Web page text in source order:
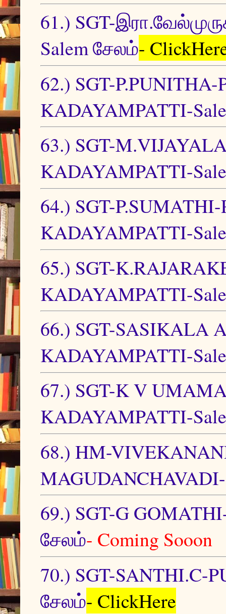
61.) SGT-
Salem சேலம்-
62.) SGT-
KADAYAMPATTI-
63.) SGT-
KADAYAMPATTI-
64.) SGT-
KADAYAMPATTI-
65.) SGT-
KADAYAMPATTI-
66.) SGT-SASIKALA
KADAYAMPATTI-
67.) SGT-K V
KADAYAMPATTI-
68.) HM-
69.) SGT-G
சேலம்- Coming Sooon
70.) SGT-SANTHI.C-
சேலம்- ClickHere